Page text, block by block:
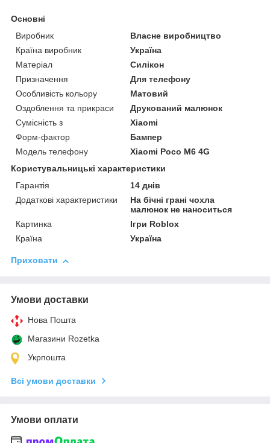
Основні
Виробник
Власне виробництво
Країна виробник
Україна
Матеріал
Силікон
Призначення
Для телефону
Особливість кольору
Матовий
Оздоблення та прикраси
Друкований малюнок
Сумісність з
Xiaomi
Форм-фактор
Бампер
Модель телефону
Xiaomi Poco M6 4G
Користувальницькі характеристики
Гарантія
14 днів
Додаткові характеристики
На бічні грані чохла
малюнок не наноситься
Картинка
Ігри Roblox
Країна
Україна
Приховати
Умови доставки
Нова Пошта
Магазини Rozetka
Укрпошта
Всі умови доставки
Умови оплати